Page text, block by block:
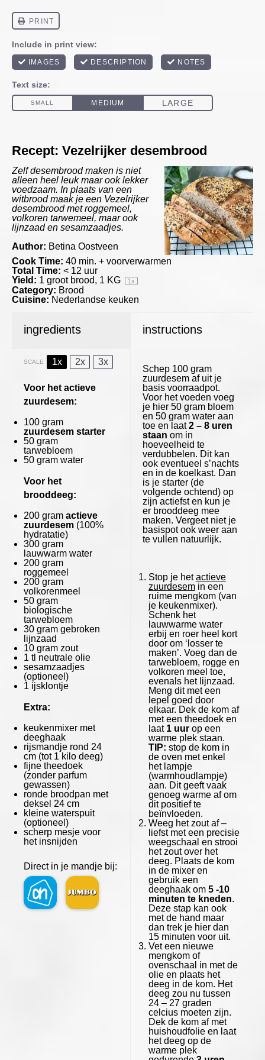
Recept: Vezelrijker desembrood
Zelf desembrood maken is niet
alleen heel leuk maar ook lekker
voedzaam. In plaats van een
witbrood maak je een Vezelrijker
desembrood met roggemeel,
volkoren tarwemeel, maar ook
lijnzaad en sesamzaadjes.
Author: Betina Oostveen
Cook Time: 40 min. + voorverwarmen
Total Time: < 12 uur
Yield: 1 groot brood, 1 KG 1x
Category: Brood
Cuisine: Nederlandse keuken
ingredients
SCALE 1x 2x 3x
Voor het actieve
zuurdesem:
100 gram
zuurdesem starter
50 gram
tarwebloem
50 gram water
Voor het
brooddeeg:
200 gram actieve
zuurdesem (100%
hydratatie)
300 gram
lauwwarm water
200 gram
roggemeel
200 gram
volkorenmeel
50 gram
biologische
tarwebloem
30 gram gebroken
lijnzaad
10 gram zout
1 tl neutrale olie
sesamzaadjes
(optioneel)
1 ijsklontje
Extra:
keukenmixer met
deeghaak
rijsmandje rond 24
cm (tot 1 kilo deeg)
fijne theedoek
(zonder parfum
gewassen)
ronde broodpan met
deksel 24 cm
kleine waterspuit
(optioneel)
scherp mesje voor
het insnijden
Direct in je mandje bij:
instructions
Schep 100 gram
zuurdesem af uit je
basis voorraadpot.
Voor het voeden voeg
je hier 50 gram bloem
en 50 gram water aan
toe en laat2 – 8 uren
staan om in
hoeveelheid te
verdubbelen. Dit kan
ook eventueel s’nachts
en in de koelkast. Dan
is je starter (de
volgende ochtend) op
zijn actiefst en kun je
er brooddeeg mee
maken. Vergeet niet je
basispot ook weer aan
te vullen natuurlijk.
Stop je hetactieve
zuurdesemin een
ruime mengkom (van
je keukenmixer).
Schenk het
lauwwarme water
erbij en roer heel kort
door om ‘losser te
maken’. Voeg dan de
tarwebloem, rogge en
volkoren meel toe,
evenals het lijnzaad.
Meng dit met een
lepel goed door
elkaar. Dek de kom af
met een theedoek en
laat 1 uurop een
warme plek staan.
TIP: stop de kom in
de oven met enkel
het lampje
(warmhoudlampje)
aan. Dit geeft vaak
genoeg warme af om
dit positief te
beïnvloeden.
Weeg het zout af –
liefst met een precisie
weegschaal en strooi
het zout over het
deeg. Plaats de kom
in de mixer en
gebruik een
deeghaak om 5 -10
minuten te kneden.
Deze stap kan ook
met de hand maar
dan trek je hier dan
15 minuten voor uit.
Vet een nieuwe
mengkom of
ovenschaal in met de
olie en plaats het
deeg in de kom. Het
deeg zou nu tussen
24 – 27 graden
celcius moeten zijn.
Dek de kom af met
huishoudfolie en laat
het deeg op de
warme plek